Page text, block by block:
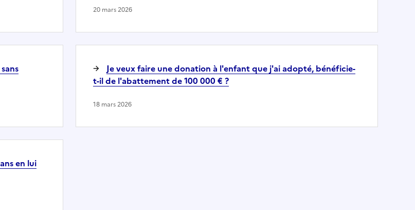
20 mars 2026
Je veux faire une donation à l'enfant que j'ai adopté, bénéficie-
t-il de l'abattement de 100 000 € ?
18 mars 2026
en lui